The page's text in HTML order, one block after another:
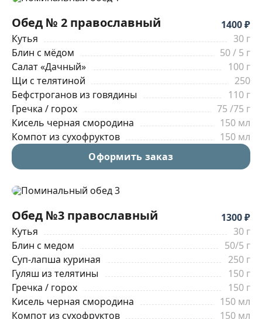
Обед № 2 православный
1400 ₽
Кутья
30 г
Блин с мёдом
50 / 5 г
Салат «Дачный»
100 г
Щи с телятиной
250
Бефстроганов из говядины
110 г
Гречка / горох
75 /75 г
Кисель черная смородина
150 мл
Компот из сухофруктов
150 мл
Оформить заказ
Обед №3 православный
1300 ₽
Кутья
30 г
Блин с медом
50/5 г
Суп-лапша куриная
250 г
Гуляш из телятины
150 г
Гречка / горох
150 г
Кисель черная смородина
150 мл
Компот из сухофруктов
150 мл